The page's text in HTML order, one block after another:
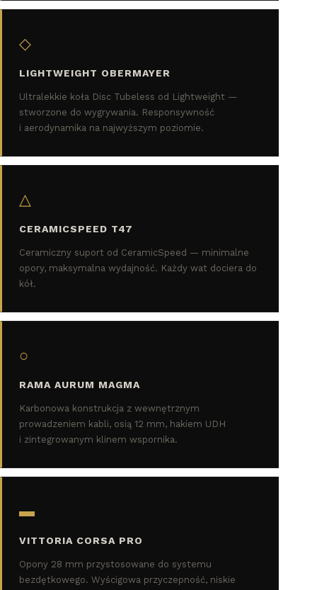
◇
LIGHTWEIGHT OBERMAYER
Ultralekkie koła Disc Tubeless od Lightweight —
stworzone do wygrywania. Responsywność
i aerodynamika na najwyższym poziomie.
△
CERAMICSPEED T47
Ceramiczny suport od CeramicSpeed — minimalne
opory, maksymalna wydajność. Każdy wat dociera do
kół.
○
RAMA AURUM MAGMA
Karbonowa konstrukcja z wewnętrznym
prowadzeniem kabli, osią 12 mm, hakiem UDH
i zintegrowanym klinem wspornika.
▬
VITTORIA CORSA PRO
Opony 28 mm przystosowane do systemu
bezdętkowego. Wyścigowa przyczepność, niskie